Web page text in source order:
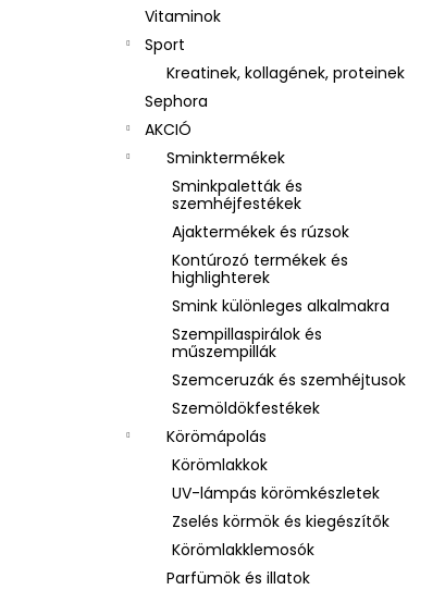
Vitaminok
Sport
Kreatinek, kollagének, proteinek
Sephora
AKCIÓ
Sminktermékek
Sminkpaletták és
szemhéjfestékek
Ajaktermékek és rúzsok
Kontúrozó termékek és
highlighterek
Smink különleges alkalmakra
Szempillaspirálok és
műszempillák
Szemceruzák és szemhéjtusok
Szemöldökfestékek
Körömápolás
Körömlakkok
UV-lámpás körömkészletek
Zselés körmök és kiegészítők
Körömlakklemosók
Parfümök és illatok